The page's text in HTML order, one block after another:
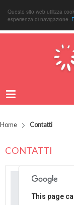
Questo sito web utilizza
esperienza di navigazione.
Home Contatti
CONTATTI
This page